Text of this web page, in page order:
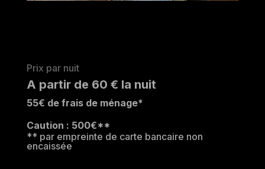
Prix par nuit
A partir de 60 € la nuit
55€ de frais de ménage*
Caution : 500€**
** par empreinte de carte bancaire non
encaissée